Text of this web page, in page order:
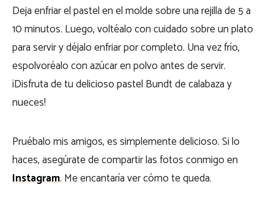
Deja enfriar el pastel en el molde sobre una rejilla de 5 a
10 minutos. Luego, voltéalo con cuidado sobre un plato
para servir y déjalo enfriar por completo. Una vez frío,
espolvoréalo con azúcar en polvo antes de servir.
¡Disfruta de tu delicioso pastel Bundt de calabaza y
nueces!
Pruébalo mis amigos, es simplemente delicioso. Si lo
haces, asegúrate de compartir las fotos conmigo en
Instagram. Me encantaría ver cómo te queda.